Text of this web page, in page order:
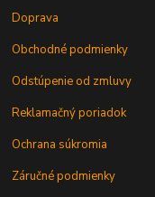
Doprava
Obchodné podmienky
Odstúpenie od zmluvy
Reklamačný poriadok
Ochrana súkromia
Záručné podmienky